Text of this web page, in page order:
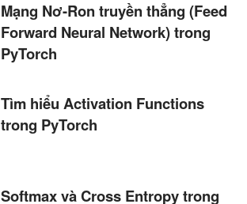
Mạng Nơ-Ron truyền thẳng (Feed
Forward Neural Network) trong
PyTorch
Tìm hiểu Activation Functions
trong PyTorch
Softmax và Cross Entropy trong